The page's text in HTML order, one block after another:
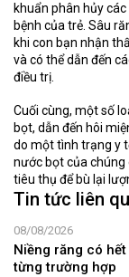
khuẩn phân hủy
bệnh của trẻ. Sâu
khi con bạn nhận
và có thể dẫn đến
điều trị.
Cuối cùng, một số
bọt, dẫn đến hôi
do một tình trạng y
nước bọt của
tiêu thụ để bù lại
Tin tức liên
Niềng răng có
từng trường hợp
08/08/2026